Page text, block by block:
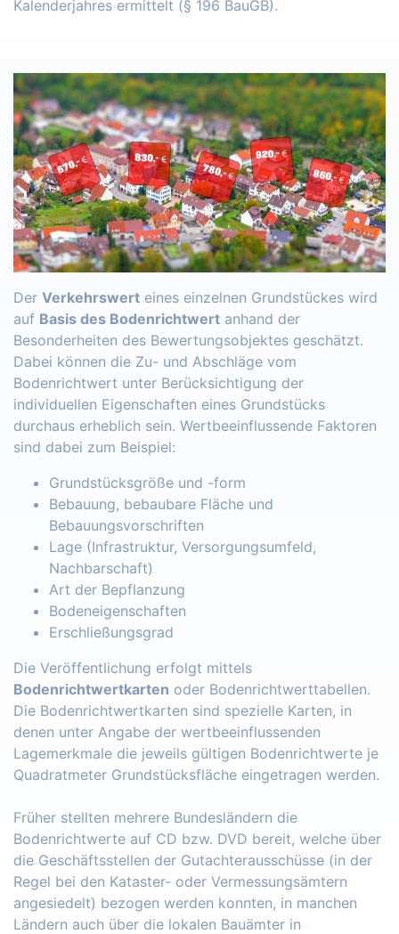
Kalenderjahres ermittelt (§ 196 BauGB).
Der Verkehrswert eines einzelnen Grundstückes wird
auf Basis des Bodenrichtwert anhand der
Besonderheiten des Bewertungsobjektes geschätzt.
Dabei können die Zu- und Abschläge vom
Bodenrichtwert unter Berücksichtigung der
individuellen Eigenschaften eines Grundstücks
durchaus erheblich sein. Wertbeeinflussende Faktoren
sind dabei zum Beispiel:
Grundstücksgröße und -form
Bebauung, bebaubare Fläche und
Bebauungsvorschriften
Lage (Infrastruktur, Versorgungsumfeld,
Nachbarschaft)
Art der Bepflanzung
Bodeneigenschaften
Erschließungsgrad
Die Veröffentlichung erfolgt mittels
Bodenrichtwertkarten oder Bodenrichtwerttabellen.
Die Bodenrichtwertkarten sind spezielle Karten, in
denen unter Angabe der wertbeeinflussenden
Lagemerkmale die jeweils gültigen Bodenrichtwerte je
Quadratmeter Grundstücksfläche eingetragen werden.
Früher stellten mehrere Bundesländern die
Bodenrichtwerte auf CD bzw. DVD bereit, welche über
die Geschäftsstellen der Gutachterausschüsse (in der
Regel bei den Kataster- oder Vermessungsämtern
angesiedelt) bezogen werden konnten, in manchen
Ländern auch über die lokalen Bauämter in